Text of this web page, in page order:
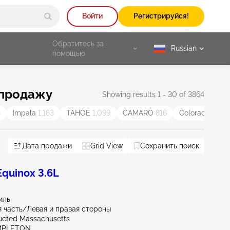
Войти Регистрируйся!
Обратитесь за
помощью
selected
Russian
Showing results 1 - 30 of 3864
Impala 1,183 TAHOE 1,099 CAMARO 816 Colorado
Дата продажи Grid View Сохранить поиск
3.6L
часть/Левая и правая стороны
Massachusetts